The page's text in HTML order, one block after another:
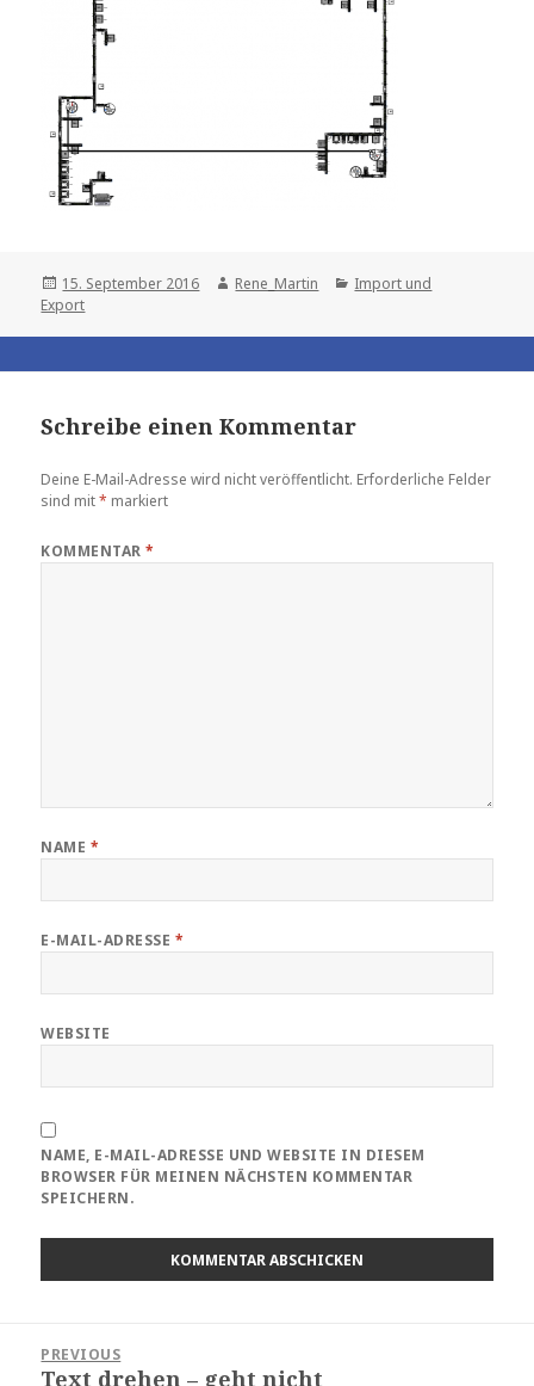
Posted
on
15. September 2016 Author
Rene_Martin Categories
Import und
Export
Schreibe einen Kommentar
Deine E-Mail-Adresse wird nicht veröffentlicht. Erforderliche Felder
sind mit* markiert
KOMMENTAR*
NAME *
E-MAIL-ADRESSE *
WEBSITE
NAME, E-MAIL-ADRESSE UND WEBSITE IN DIESEM
BROWSER FÜR MEINEN NÄCHSTEN KOMMENTAR
SPEICHERN.
PREVIOUS
Previous
Text drehen – geht nicht